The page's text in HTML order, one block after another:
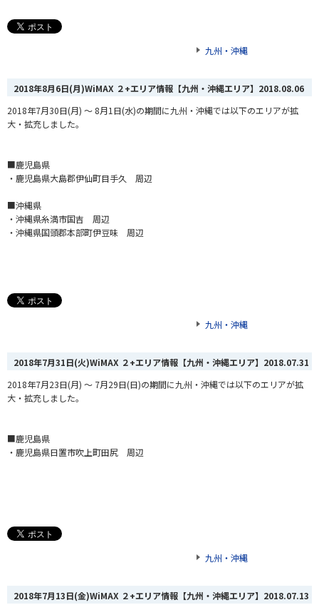
九州・沖縄
2018年8月6日(月)WiMAX ２+エリア情報【九州・沖縄エリア】 2018.08.06
2018年7月30日(月) ～ 8月1日(水)の期間に九州・沖縄では以下のエリアが拡
大・拡充しました。
■鹿児島県
・鹿児島県大島郡伊仙町目手久 周辺
■沖縄県
・沖縄県糸満市国吉 周辺
・沖縄県国頭郡本部町伊豆味 周辺
九州・沖縄
2018年7月31日(火)WiMAX ２+エリア情報【九州・沖縄エリア】 2018.07.31
2018年7月23日(月) ～ 7月29日(日)の期間に九州・沖縄では以下のエリアが拡
大・拡充しました。
■鹿児島県
・鹿児島県日置市吹上町田尻 周辺
九州・沖縄
2018年7月13日(金)WiMAX ２+エリア情報【九州・沖縄エリア】 2018.07.13